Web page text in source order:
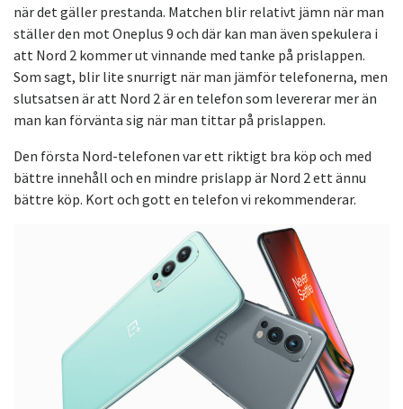
när det gäller prestanda. Matchen blir relativt jämn när man
ställer den mot Oneplus 9 och där kan man även spekulera i
att Nord 2 kommer ut vinnande med tanke på prislappen.
Som sagt, blir lite snurrigt när man jämför telefonerna, men
slutsatsen är att Nord 2 är en telefon som levererar mer än
man kan förvänta sig när man tittar på prislappen.
Den första Nord-telefonen var ett riktigt bra köp och med
bättre innehåll och en mindre prislapp är Nord 2 ett ännu
bättre köp. Kort och gott en telefon vi rekommenderar.